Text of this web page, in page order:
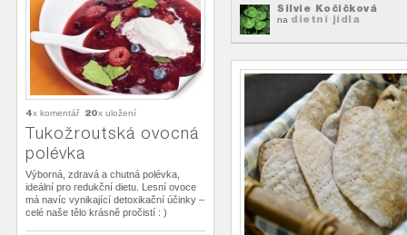
Silvie Kočičková
na dietní jídla
4x komentář 20x uložení
Tukožroutská ovocná
polévka
Výborná, zdravá a chutná polévka,
ideální pro redukční dietu. Lesní ovoce
má navíc vynikající detoxikační účinky –
celé naše tělo krásně pročistí : )